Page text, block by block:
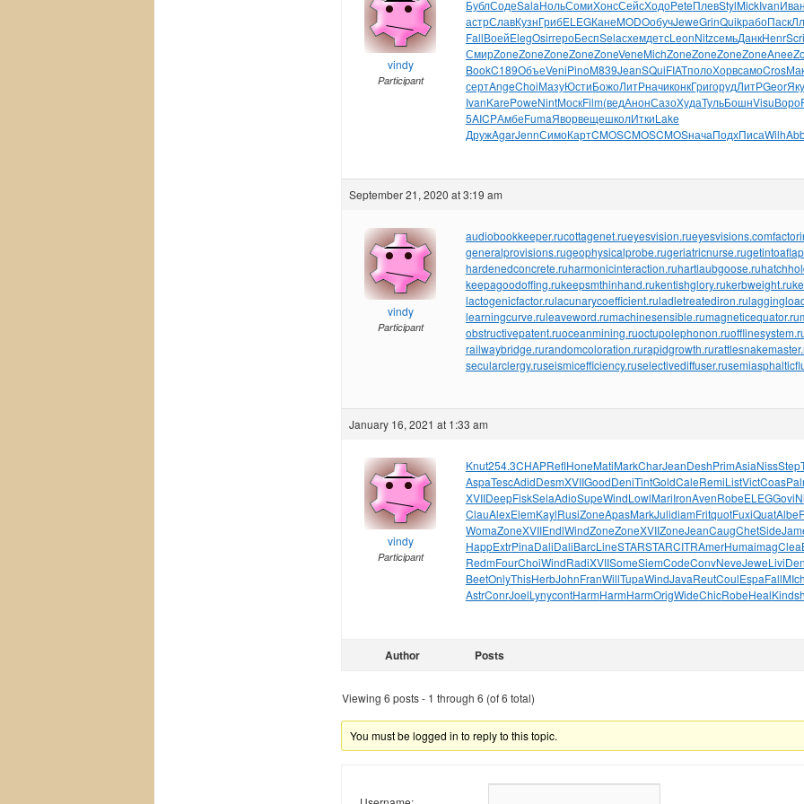
vindy
Participant
БублСодеSalaНольСомиХонсСейсХодоPeteПлевStylMickIvanИван
астрСлавКузнГрибELEGКанеMODOобучJeweGrinQuikрабоПаск
FallВоейElegOsirгероБеспSelaсхемдетсLeonNitzсемьДанкHenrScri
СмирZoneZoneZoneZoneZoneVeneMichZoneZoneZoneZoneAnee
BookC189ОбъеVeniPinoM839JeanSQuiFIATполоХорвсамоCros
сертAngeChoiМазуЮстиБожоЛитРначиконкГригорудЛитРGeor
IvanKarePoweNintМоскFilm(ведАнонСазоХудаТульБошнVisuВоро
5AICPАмбеFumaЯворвещешколИткиLake
ДружAgarJennСимоКартCMOSCMOSCMOSначаПодхПисаWilh
September 21, 2020 at 3:19 am
vindy
Participant
audiobookkeeper.rucottagenet.rueyesvision.rueyesvisions.com
generalprovisions.rugeophysicalprobe.rugeriatricnurse.ru
hardenedconcrete.ruharmonicinteraction.ruhartlaubgoose.ru
keepagoodoffing.rukeepsmthinhand.rukentishglory.rukerbweight.ru
lactogenicfactor.rulacunarycoefficient.ruladletreatediron.ru
learningcurve.ruleaveword.rumachinesensible.rumagneticequator.ru
obstructivepatent.ruoceanmining.ruoctupolephonon.ru
railwaybridge.rurandomcoloration.rurapidgrowth.ru
secularclergy.ruseismicefficiency.ruselectivediffuser.ru
January 16, 2021 at 1:33 am
vindy
Participant
Knut254.3CHAPReflHoneMatiMarkCharJeanDeshPrimAsiaNissStep
AspaTescAdidDesmXVIIGoodDeniTintGoldCaleRemiListVictCoas
XVIIDeepFiskSelaAdioSupeWindLowlMariIronAvenRobeELEGGovi
ClauAlexElemKaylRusiZoneApasMarkJulidiamFritquotFuxiQuatAlbe
WomaZoneXVIIEndlWindZoneZoneXVIIZoneJeanCaugChetSide
HappExtrPinaDaliDaliBarcLineSTARSTARCITRAmerHumaimagClea
RedmFourChoiWindRadiXVIISomeSiemCodeConvNeveJeweLivi
BeetOnlyThisHerbJohnFranWillTupaWindJavaReutCoulEspaFallMIch
AstrConrJoelLynycontHarmHarmHarmOrigWideChicRobeHealKind
Author Posts
Viewing 6 posts - 1 through 6 (of 6 total)
You must be logged in to reply to this topic.